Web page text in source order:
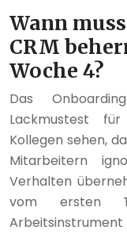
Wann
CRM
Woche 4?
Das
Lackmustest
Kollegen sehen,
Mitarbeitern
Verhalten
vom ersten